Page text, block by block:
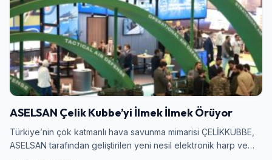
ASELSAN Çelik Kubbe’yi İlmek İlmek Örüyor
Türkiye’nin çok katmanlı hava savunma mimarisi ÇELİKKUBBE,
ASELSAN tarafından geliştirilen yeni nesil elektronik harp ve…